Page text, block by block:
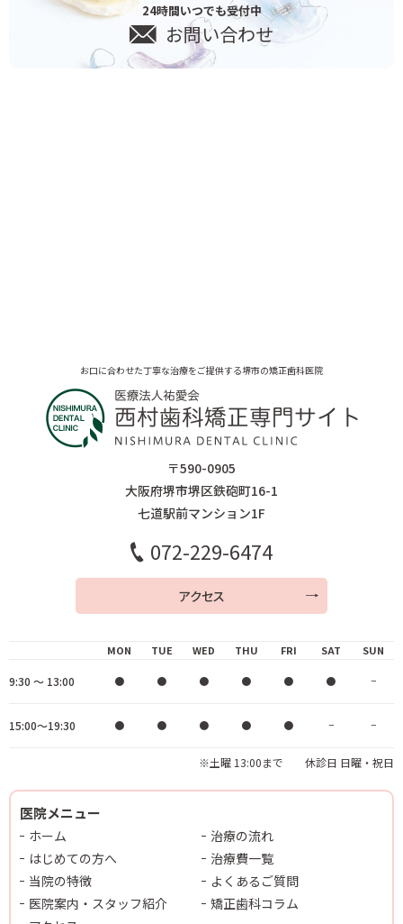
24時間いつでも受付中
お問い合わせ
お口に合わせた丁寧な治療をご提供する堺市の矯正歯科医院
〒590-0905
大阪府堺市堺区鉄砲町16-1
七道駅前マンション1F
072-229-6474
アクセス
MON TUE WED THU FRI SAT SUN
※土曜 13:00まで 休診日 日曜・祝日
9:30 ～ 13:00 ● ● ● ● ● ● −
15:00～19:30 ● ● ● ● ● − −
医院メニュー
ホーム
はじめての方へ
当院の特徴
医院案内・スタッフ紹介
治療の流れ
治療費一覧
よくあるご質問
矯正歯科コラム